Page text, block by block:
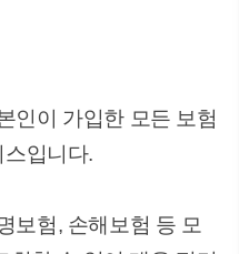
인이 가입한 모든 보험
입니다.
보험, 손해보험 등 모